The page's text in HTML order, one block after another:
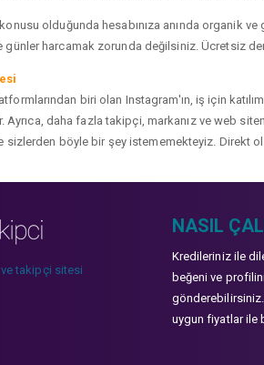
olduğunda hesabınıza anında organik
günler harcamak zorunda değilsiniz. Ücretsiz
biri olan Instagram'ın, iş için
daha fazla takipçi, markanız ve web
sizlerden böyle bir şey istememekteyiz. Direkt
takipçi sitesi
NASIL
Kredileriniz ile
beğeni ve
gönderebilirsiniz.
uygun fiyatlar ile